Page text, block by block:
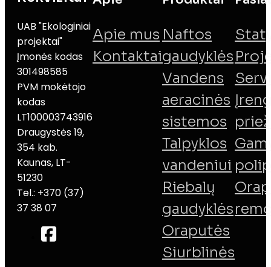
UAB "Ekologiniai
projektai"
Įmonės kodas
301498585
PVM mokėtojo
kodas
LT100003743916
Draugystės 19,
354 kab.
Kaunas, LT-
51230
Tel.: +370 (37)
37 38 07
Apie mus
Kontaktai
Naftos
gaudyklės
Vandens
aeracinės
sistemos
Talpyklos
vandeniui
Riebalų
gaudyklės
Oraputės
Siurblinės